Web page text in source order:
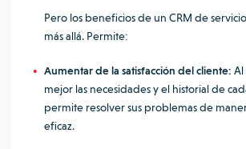
Pero los beneficios de un CRM de
más allá. Permite:
Aumentar de la satisfacción del cliente:
mejor las necesidades y el historial de
permite resolver sus problemas de
eficaz.